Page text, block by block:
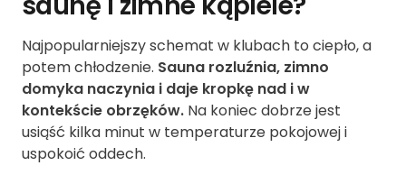
Najpopularniejszy schemat w klubach to ciepło, a
potem chłodzenie. Sauna rozluźnia, zimno
domyka naczynia i daje kropkę nad i w
kontekście obrzęków. Na koniec dobrze jest
usiąść kilka minut w temperaturze pokojowej i
uspokoić oddech.